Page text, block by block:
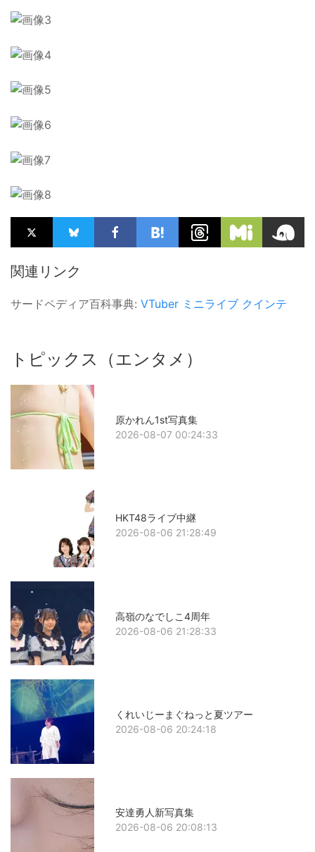
関連リンク
サードペディア百科事典: VTuber ミニライブ クインテ
トピックス（エンタメ）
原かれん1st写真集
2026-08-07 00:24:33
HKT48ライブ中継
2026-08-06 21:28:49
高嶺のなでしこ4周年
2026-08-06 21:28:33
くれいじーまぐねっと夏ツアー
2026-08-06 20:24:18
安達勇人新写真集
2026-08-06 20:08:13